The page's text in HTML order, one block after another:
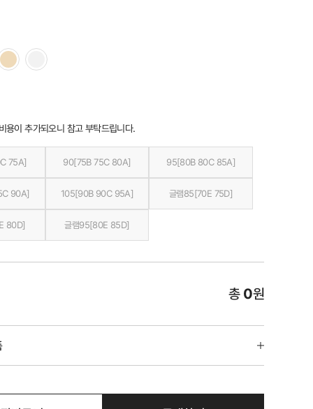
용이 추가되오니 참고 부탁드립니다.
75A] 90[75B 75C 80A] 95[80B 80C 85A]
90A] 105[90B 90C 95A] 글램85[70E 75D]
80D] 글램95[80E 85D]
총 0원